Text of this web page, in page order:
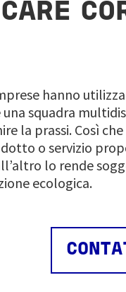
hanno
una squadra
la prassi. Così
o servizio
lo rende
ecologica.